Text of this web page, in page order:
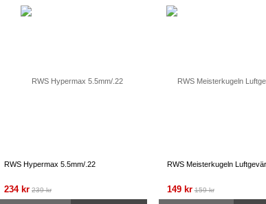
RWS Hypermax 5.5mm/.22
234 kr 239 kr
RWS Meisterkugeln
149 kr 159 kr